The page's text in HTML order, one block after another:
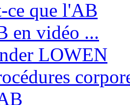
ce que l'AB
en vidéo ...
LOWEN